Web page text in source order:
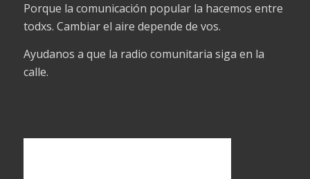
Porque la comunicación popular la hacemos entre
todxs. Cambiar el aire depende de vos.
Ayudanos a que la radio comunitaria siga en la
calle.